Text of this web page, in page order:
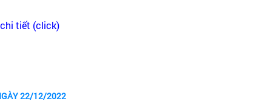
tiết (click)
22/12/2022